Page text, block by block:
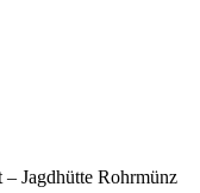
Jagdhütte Rohrmünz